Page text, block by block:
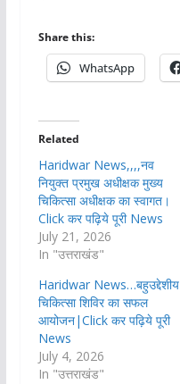
Share this:
WhatsApp
Related
Haridwar News,,,,नव
नियुक्त प्रमुख अधीक्षक मुख्य
चिकित्सा अधीक्षक का स्वागत।
Click कर पढ़िये पूरी News
July 21, 2026
In "उत्तराखंड"
Haridwar News…बहुउद्देशीय
चिकित्सा शिविर का सफल
आयोजन|Click कर पढ़िये पूरी
News
July 4, 2026
In "उत्तराखंड"